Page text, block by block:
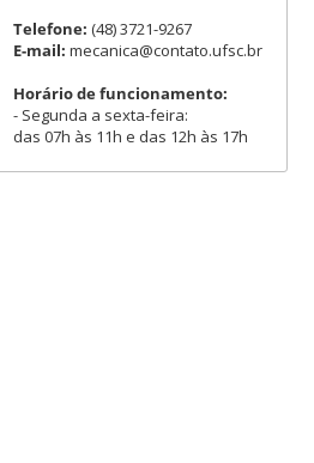
Telefone: (48) 3721-9267
E-mail: mecanica@contato.ufsc.br
Horário de funcionamento:
- Segunda a sexta-feira:
das 07h às 11h e das 12h às 17h